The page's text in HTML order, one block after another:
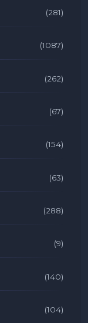
(281)
(1087)
(262)
(67)
(154)
(63)
(288)
(9)
(140)
(104)